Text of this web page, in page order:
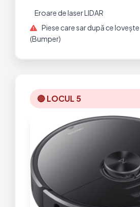
Eroare de laser LIDAR
Piese care sar după ce
(Bumper)
🔴 LOCUL 5